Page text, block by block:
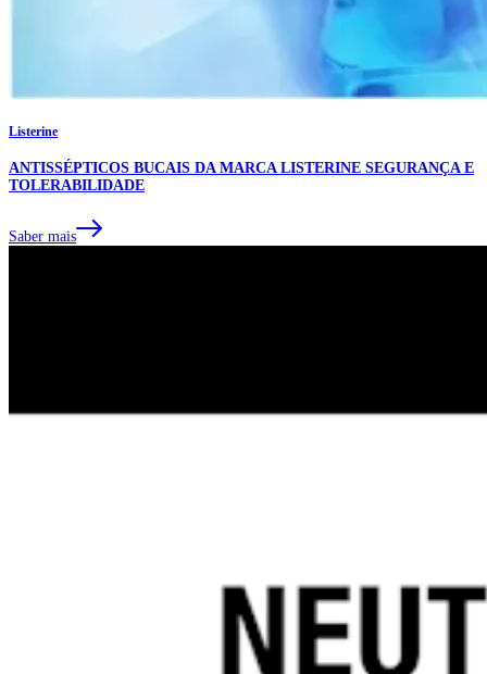
Listerine
ANTISSÉPTICOS BUCAIS DA MARCA LISTERINE SEGURANÇA E
TOLERABILIDADE
Saber mais